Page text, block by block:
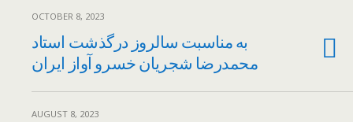
OCTOBER 8, 2023
به مناسبت سالروز درگذشت استاد
محمدرضا شجریان خسرو آواز ایران
AUGUST 8, 2023